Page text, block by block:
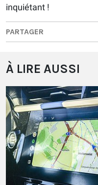
inquiétant !
PARTAGER
À LIRE AUSSI